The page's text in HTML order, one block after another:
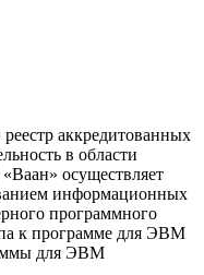
аккредитованных
в области
осуществляет
информационных
программного
к программе для ЭВМ
для ЭВМ